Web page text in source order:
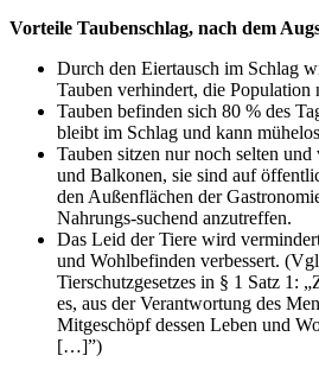
Vorteile Taubenschlag, nach dem
Durch den Eiertausch im Schlag
Tauben verhindert, die Population
Tauben befinden sich 80 % des
bleibt im Schlag und kann
Tauben sitzen nur noch selten
und Balkonen, sie sind auf
den Außenflächen der
Nahrungs-suchend anzutreffen.
Das Leid der Tiere wird
und Wohlbefinden verbessert.
Tierschutzgesetzes in § 1 Satz 1:
es, aus der Verantwortung des
Mitgeschöpf dessen Leben und
[…]”)